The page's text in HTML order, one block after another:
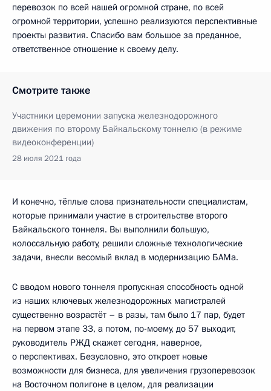
перевозок по всей нашей огромной стране, по всей
огромной территории, успешно реализуются перспективные
проекты развития. Спасибо вам большое за преданное,
ответственное отношение к своему делу.
Смотрите также
Участники церемонии запуска железнодорожного
движения по второму Байкальскому тоннелю (в режиме
видеоконференции)
28 июля 2021 года
И конечно, тёплые слова признательности специалистам,
которые принимали участие в строительстве второго
Байкальского тоннеля. Вы выполнили большую,
колоссальную работу, решили сложные технологические
задачи, внесли весомый вклад в модернизацию БАМа.
С вводом нового тоннеля пропускная способность одной
из наших ключевых железнодорожных магистралей
существенно возрастёт – в разы, там было 17 пар, будет
на первом этапе 33, а потом, по-моему, до 57 выходит,
руководитель РЖД скажет сегодня, наверное,
о перспективах. Безусловно, это откроет новые
возможности для бизнеса, для увеличения грузоперевозок
на Восточном полигоне в целом, для реализации